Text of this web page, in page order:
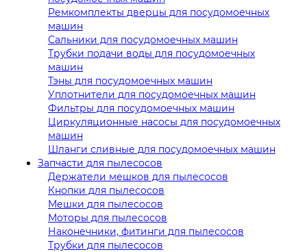
Ремкомплекты дверцы для посудомоечных
машин
Сальники для посудомоечных машин
Трубки подачи воды для посудомоечных
машин
Тэны для посудомоечных машин
Уплотнители для посудомоечных машин
Фильтры для посудомоечных машин
Циркуляционные насосы для посудомоечных
машин
Шланги сливные для посудомоечных машин
Запчасти для пылесосов
Держатели мешков для пылесосов
Кнопки для пылесосов
Мешки для пылесосов
Моторы для пылесосов
Наконечники, фитинги для пылесосов
Трубки для пылесосов